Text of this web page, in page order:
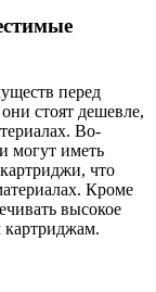
перед
стоят дешевле,
Во-
могут иметь
что
Кроме
высокое
картриджам.